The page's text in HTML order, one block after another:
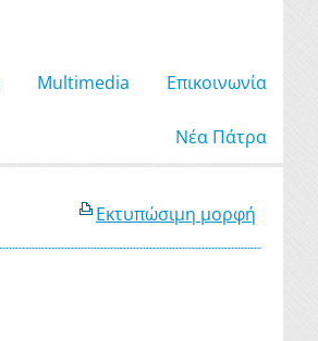
Μultimedia Επικοινωνία
Νέα Πάτρα
Εκτυπώσιμη μορφή